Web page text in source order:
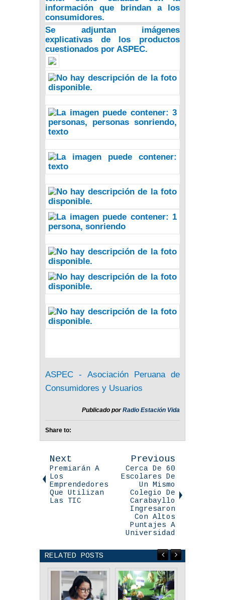
información que brindan a los
consumidores.
Se adjuntan imágenes
explicativas de los productos
cuestionados por ASPEC.
ASPEC - Asociación Peruana de
Consumidores y Usuarios
Publicado porRadio Estación Vida
Share to:
Next
Premiarán A
Los
Emprendedores
Que Utilizan
Las TIC
Previous
Cerca De 60
Escolares De
Un Mismo
Colegio De
Carabayllo
Ingresaron
Con Altos
Puntajes A
Universidad
RELATED POSTS